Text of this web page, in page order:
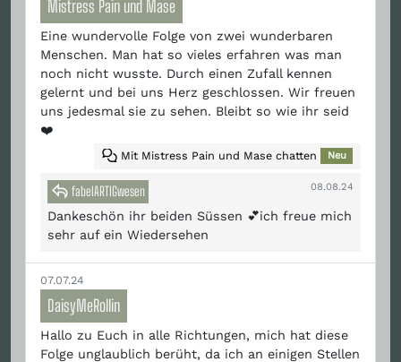
Mistress Pain und Mase
Eine wundervolle Folge von zwei wunderbaren
Menschen. Man hat so vieles erfahren was man
noch nicht wusste. Durch einen Zufall kennen
gelernt und bei uns Herz geschlossen. Wir freuen
uns jedesmal sie zu sehen. Bleibt so wie ihr seid
❤️
Mit Mistress Pain und Mase chatten Neu
fabelARTIGwesen 08.08.24
Dankeschön ihr beiden Süssen 💕ich freue mich
sehr auf ein Wiedersehen
07.07.24
DaisyMeRollin
Hallo zu Euch in alle Richtungen, mich hat diese
Folge unglaublich berüht, da ich an einigen Stellen